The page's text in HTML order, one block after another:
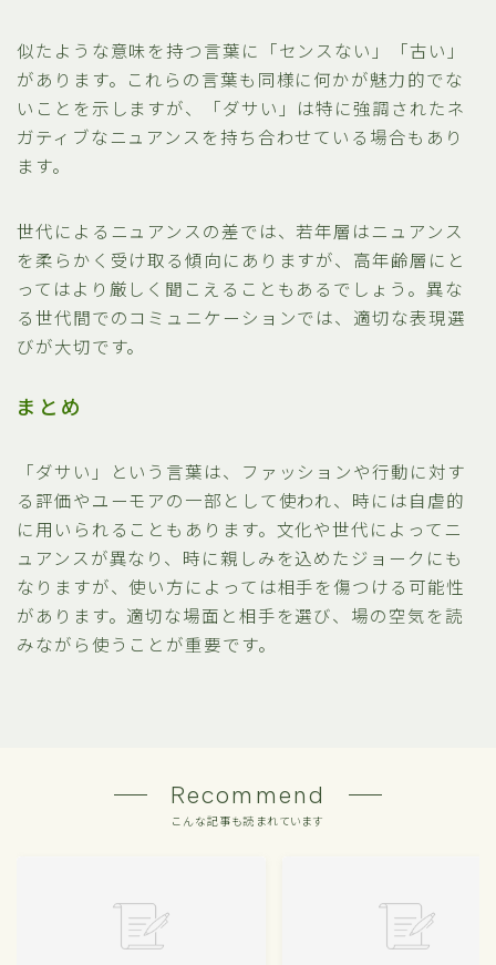
似たような意味を持つ言葉に「センスない」「古い」
があります。これらの言葉も同様に何かが魅力的でな
いことを示しますが、「ダサい」は特に強調されたネ
ガティブなニュアンスを持ち合わせている場合もあり
ます。
世代によるニュアンスの差では、若年層はニュアンス
を柔らかく受け取る傾向にありますが、高年齢層にと
ってはより厳しく聞こえることもあるでしょう。異な
る世代間でのコミュニケーションでは、適切な表現選
びが大切です。
まとめ
「ダサい」という言葉は、ファッションや行動に対す
る評価やユーモアの一部として使われ、時には自虐的
に用いられることもあります。文化や世代によってニ
ュアンスが異なり、時に親しみを込めたジョークにも
なりますが、使い方によっては相手を傷つける可能性
があります。適切な場面と相手を選び、場の空気を読
みながら使うことが重要です。
Recommend
こんな記事も読まれています